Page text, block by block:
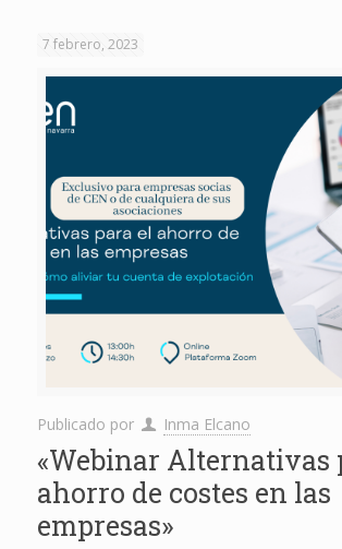
7 febrero, 2023
Publicado por Inma Elcano
«Webinar Alternativas
ahorro de costes en las
empresas»